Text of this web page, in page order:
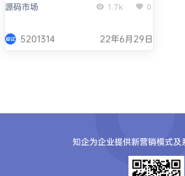
—【正版系统出售】
源码市场 1.7k 0
5201314 22年6月29日
知企为企业提供新营销模式及